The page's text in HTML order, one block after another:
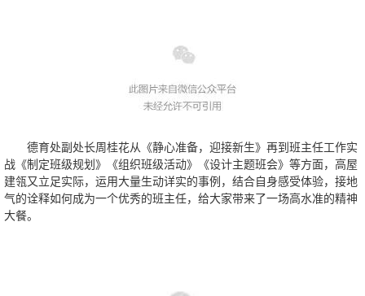
德育处副处长周桂花从《静心准备，迎接新生》再到班主任工作实
战《制定班级规划》《组织班级活动》《设计主题班会》等方面，高屋
建瓴又立足实际，运用大量生动详实的事例，结合自身感受体验，接地
气的诠释如何成为一个优秀的班主任，给大家带来了一场高水准的精神
大餐。